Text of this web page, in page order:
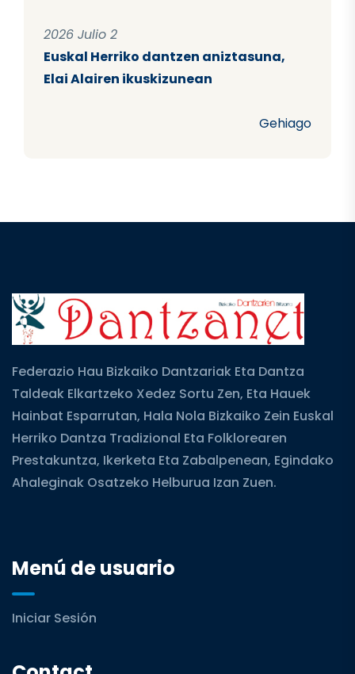
2026 Julio 2
Euskal Herriko dantzen aniztasuna,
Elai Alairen ikuskizunean
Gehiago
Federazio Hau Bizkaiko Dantzariak Eta Dantza
Taldeak Elkartzeko Xedez Sortu Zen, Eta Hauek
Hainbat Esparrutan, Hala Nola Bizkaiko Zein Euskal
Herriko Dantza Tradizional Eta Folklorearen
Prestakuntza, Ikerketa Eta Zabalpenean, Egindako
Ahaleginak Osatzeko Helburua Izan Zuen.
Menú de usuario
Iniciar Sesión